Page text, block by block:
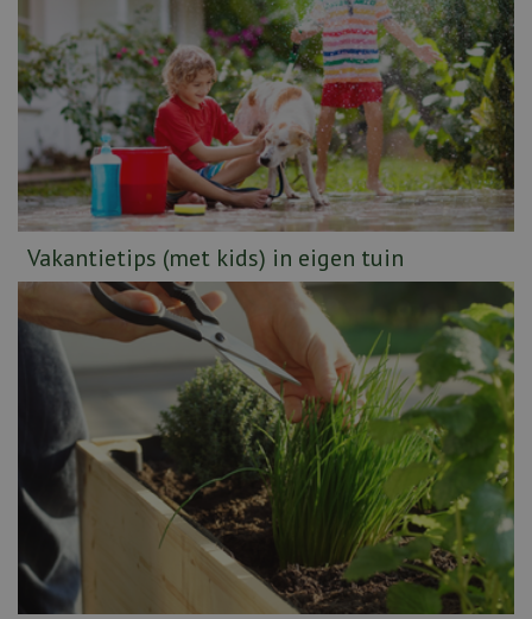
Vakantietips (met kids) in eigen tuin